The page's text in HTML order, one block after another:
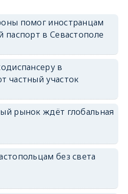
помог иностранцам
паспорт в Севастополе
в
частный участок
рынок ждёт глобальная
без света